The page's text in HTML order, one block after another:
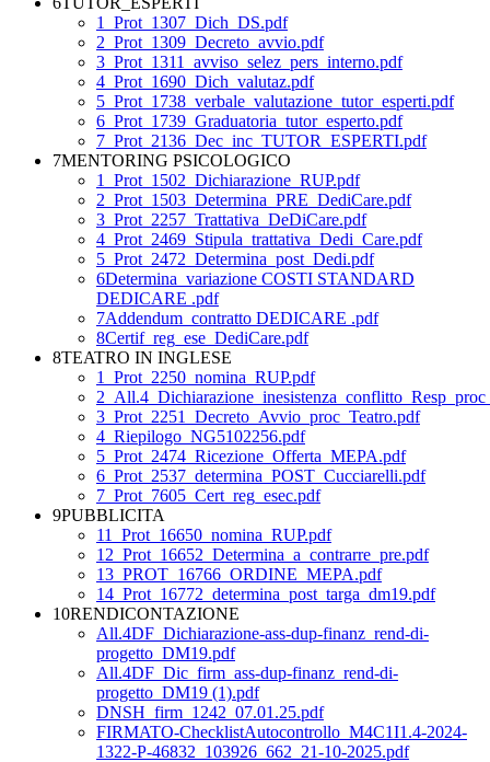
1_Prot_1307_Dich_DS.pdf
2_Prot_1309_Decreto_avvio.pdf
3_Prot_1311_avviso_selez_pers_interno.pdf
4_Prot_1690_Dich_valutaz.pdf
5_Prot_1738_verbale_valutazione_tutor_esperti.pdf
6_Prot_1739_Graduatoria_tutor_esperto.pdf
7_Prot_2136_Dec_inc_TUTOR_ESPERTI.pdf
7MENTORING PSICOLOGICO
1_Prot_1502_Dichiarazione_RUP.pdf
2_Prot_1503_Determina_PRE_DediCare.pdf
3_Prot_2257_Trattativa_DeDiCare.pdf
4_Prot_2469_Stipula_trattativa_Dedi_Care.pdf
5_Prot_2472_Determina_post_Dedi.pdf
6Determina_variazione COSTI STANDARD
DEDICARE .pdf
7Addendum_contratto DEDICARE .pdf
8Certif_reg_ese_DediCare.pdf
8TEATRO IN INGLESE
1_Prot_2250_nomina_RUP.pdf
3_Prot_2251_Decreto_Avvio_proc_Teatro.pdf
4_Riepilogo_NG5102256.pdf
5_Prot_2474_Ricezione_Offerta_MEPA.pdf
6_Prot_2537_determina_POST_Cucciarelli.pdf
7_Prot_7605_Cert_reg_esec.pdf
9PUBBLICITA
11_Prot_16650_nomina_RUP.pdf
12_Prot_16652_Determina_a_contrarre_pre.pdf
13_PROT_16766_ORDINE_MEPA.pdf
14_Prot_16772_determina_post_targa_dm19.pdf
10RENDICONTAZIONE
All.4DF_Dichiarazione-ass-dup-finanz_rend-di-
progetto_DM19.pdf
All.4DF_Dic_firm_ass-dup-finanz_rend-di-
progetto_DM19 (1).pdf
DNSH_firm_1242_07.01.25.pdf
FIRMATO-ChecklistAutocontrollo_M4C1I1.4-2024-
1322-P-46832_103926_662_21-10-2025.pdf